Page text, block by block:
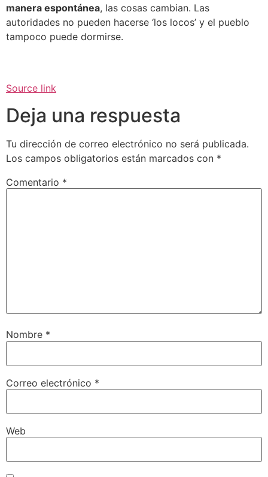
manera espontánea, las cosas cambian. Las
autoridades no pueden hacerse ‘los locos’ y el pueblo
tampoco puede dormirse.
Source link
Deja una respuesta
Tu dirección de correo electrónico no será publicada.
Los campos obligatorios están marcados con *
Comentario *
Nombre *
Correo electrónico *
Web